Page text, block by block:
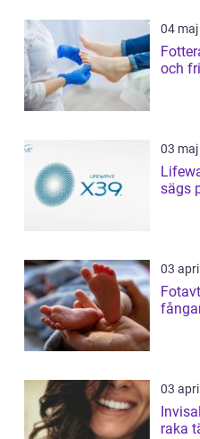
04
och
03
Lifewave x39
sägs
03
03
Invisalign diskret
raka